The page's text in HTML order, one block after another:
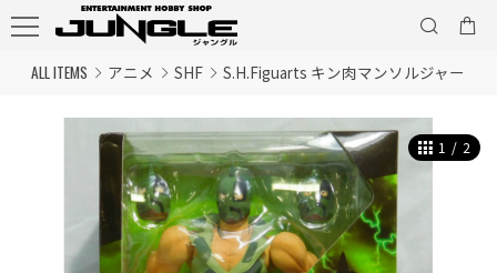
ALL ITEMS アニメ SHF S.H.Figuarts キン肉マンソルジャー
1 / 2